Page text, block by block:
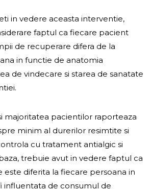
in vedere aceasta interventie,
faptul ca fiecare pacient
de recuperare difera de la
in functie de anatomia
de vindecare si starea de sanatate
majoritatea pacientilor raporteaza
minim al durerilor resimtite si
cu tratament antialgic si
trebuie avut in vedere faptul ca
este diferita la fiecare persoana in
influentata de consumul de